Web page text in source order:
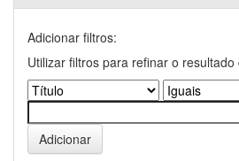
Adicionar filtros:
Utilizar filtros para refinar o resultado